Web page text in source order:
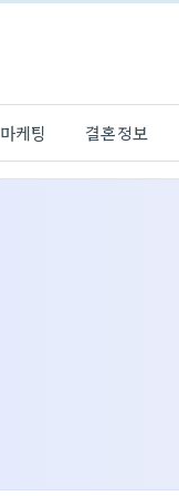
마케팅 결혼정보